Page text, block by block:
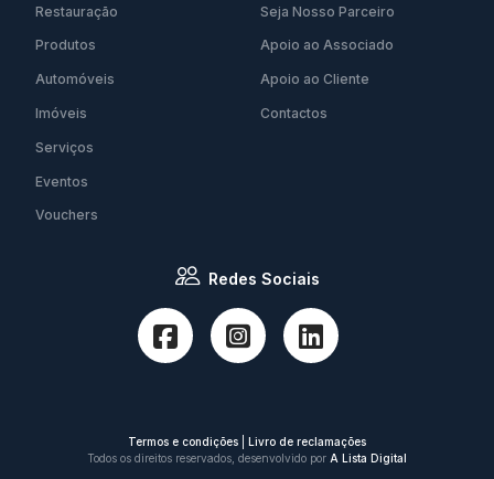
Restauração
Produtos
Automóveis
Imóveis
Serviços
Eventos
Vouchers
Seja Nosso Parceiro
Apoio ao Associado
Apoio ao Cliente
Contactos
Redes Sociais
Termos e condições
Livro de reclamações
Todos os direitos reservados, desenvolvido por A Lista Digital